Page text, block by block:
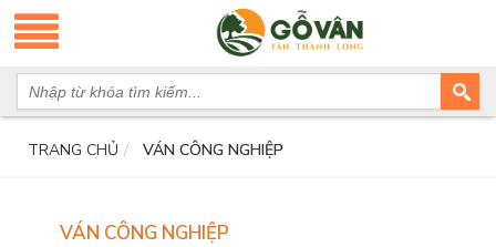
TRANG CHỦ VÁN CÔNG NGHIỆP
VÁN CÔNG NGHIỆP